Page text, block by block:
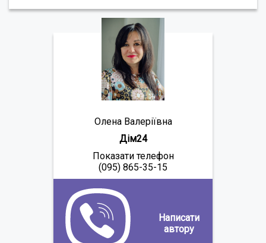
Олена Валеріївна
Дім24
Показати телефон
(095) 865-35-15
Написати
автору